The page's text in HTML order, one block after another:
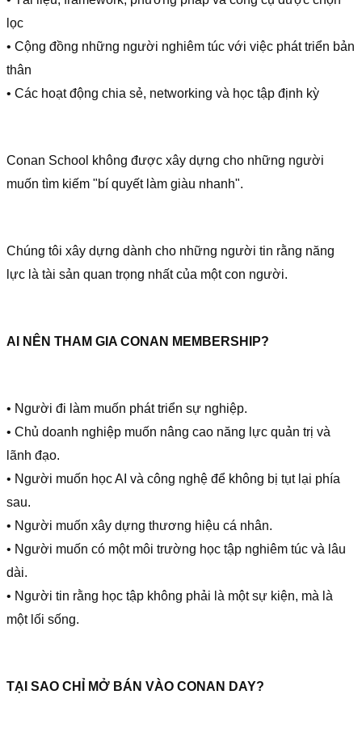
lọc
• Cộng đồng những người nghiêm túc với việc phát triển bản
thân
• Các hoạt động chia sẻ, networking và học tập định kỳ
Conan School không được xây dựng cho những người
muốn tìm kiếm "bí quyết làm giàu nhanh".
Chúng tôi xây dựng dành cho những người tin rằng năng
lực là tài sản quan trọng nhất của một con người.
AI NÊN THAM GIA CONAN MEMBERSHIP?
• Người đi làm muốn phát triển sự nghiệp.
• Chủ doanh nghiệp muốn nâng cao năng lực quản trị và
lãnh đạo.
• Người muốn học AI và công nghệ để không bị tụt lại phía
sau.
• Người muốn xây dựng thương hiệu cá nhân.
• Người muốn có một môi trường học tập nghiêm túc và lâu
dài.
• Người tin rằng học tập không phải là một sự kiện, mà là
một lối sống.
TẠI SAO CHỈ MỞ BÁN VÀO CONAN DAY?